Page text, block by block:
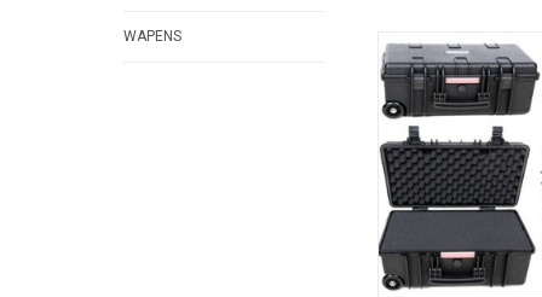
WAPENS
Geweer koffer van
Koffer is
wafelvormig en
schuimrubber
inleg in het onderste
koffer.
Ook het bovenste
koffer is voorzien van
om beschadiging van
te